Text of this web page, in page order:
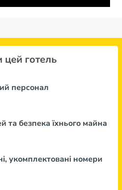
цей готель
персонал
та безпека їхнього майна
укомплектовані номери